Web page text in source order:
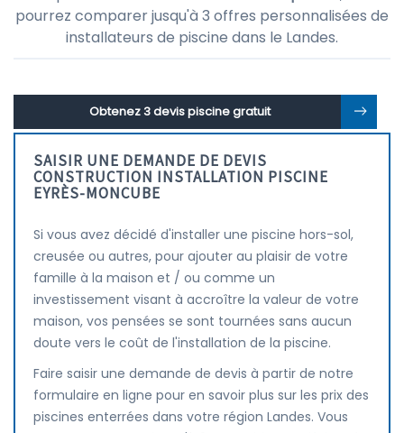
pourrez comparer jusqu'à 3 offres personnalisées de
installateurs de piscine dans le Landes.
Obtenez 3 devis piscine gratuit
SAISIR UNE DEMANDE DE DEVIS
CONSTRUCTION INSTALLATION PISCINE
EYRÈS-MONCUBE
Si vous avez décidé d'installer une piscine hors-sol,
creusée ou autres, pour ajouter au plaisir de votre
famille à la maison et / ou comme un
investissement visant à accroître la valeur de votre
maison, vos pensées se sont tournées sans aucun
doute vers le coût de l'installation de la piscine.
Faire saisir une demande de devis à partir de notre
formulaire en ligne pour en savoir plus sur les prix des
piscines enterrées dans votre région Landes. Vous